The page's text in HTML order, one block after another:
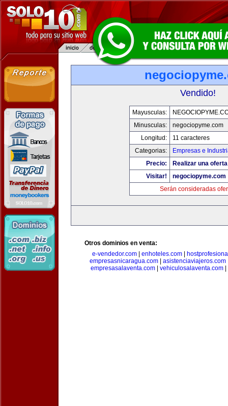
Vendido!
Mayusculas:
Minusculas:
negociopyme.com
Longitud:
11 caracteres
Categorias:
Empresas e
Precio:
Realizar una
Visitar!
negociopyme.com
Serán consideradas
Otros dominios en venta:
e-vendedor.com| enhoteles.com|
empresasnicaragua.com| asistenciaviajeros.com
empresasalaventa.com| vehiculosalaventa.com|